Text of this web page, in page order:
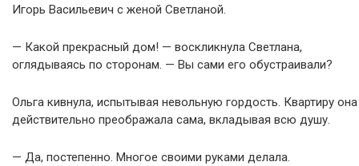
Игорь Васильевич с женой Светланой.
— Какой прекрасный дом! — воскликнула Светлана,
оглядываясь по сторонам. — Вы сами его обустраивали?
Ольга кивнула, испытывая невольную гордость. Квартиру она
действительно преображала сама, вкладывая всю душу.
— Да, постепенно. Многое своими руками делала.